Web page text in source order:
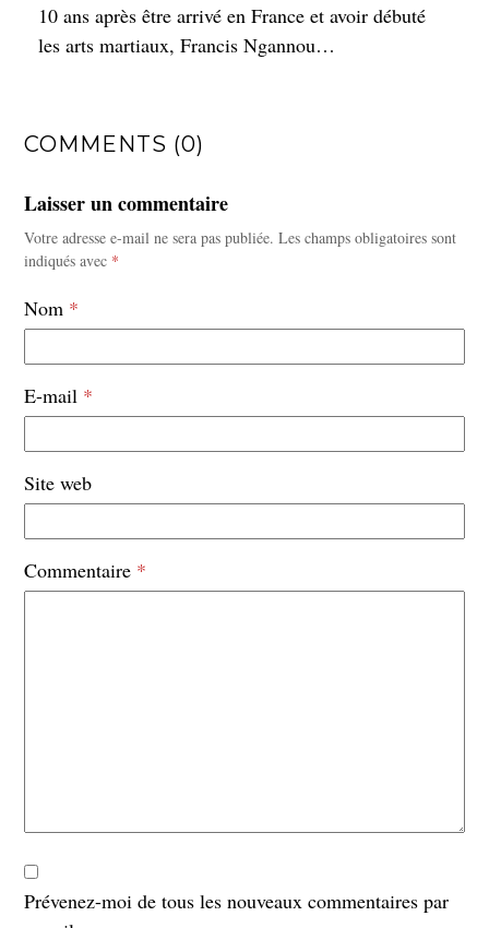
10 ans après être arrivé en France et avoir débuté
les arts martiaux, Francis Ngannou…
COMMENTS (0)
Laisser un commentaire
Votre adresse e-mail ne sera pas publiée. Les champs obligatoires sont
indiqués avec *
Nom *
E-mail *
Site web
Commentaire *
Prévenez-moi de tous les nouveaux commentaires par